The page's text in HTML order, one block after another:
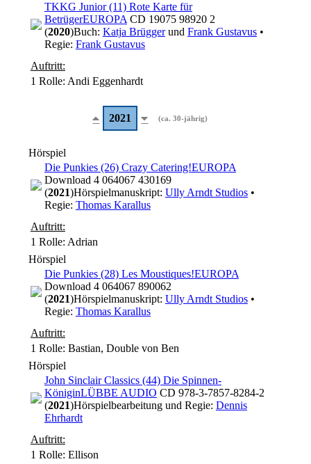
TKKG Junior (11) Rote Karte für
BetrügerEUROPA CD 19075 98920 2
(2020)Buch: Katja Brüggerund Frank Gustavus•
Regie: Frank Gustavus
Auftritt:
1 Rolle: Andi Eggenhardt
2021 (ca. 30-jährig)
Hörspiel
Die Punkies (26) Crazy Catering!EUROPA
Download 4 064067 430169
(2021)Hörspielmanuskript: Ully Arndt Studios•
Regie: Thomas Karallus
Auftritt:
1 Rolle: Adrian
Hörspiel
Die Punkies (28) Les Moustiques!EUROPA
Download 4 064067 890062
(2021)Hörspielmanuskript: Ully Arndt Studios•
Regie: Thomas Karallus
Auftritt:
1 Rolle: Bastian, Double von Ben
Hörspiel
John Sinclair Classics (44) Die Spinnen-
KöniginLÜBBE AUDIO CD 978-3-7857-8284-2
(2021)Hörspielbearbeitung und Regie: Dennis
Ehrhardt
Auftritt:
1 Rolle: Ellison